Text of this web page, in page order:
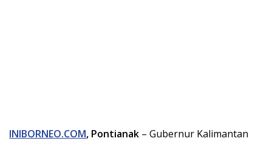
INIBORNEO.COM, Pontianak – Gubernur Kalimantan